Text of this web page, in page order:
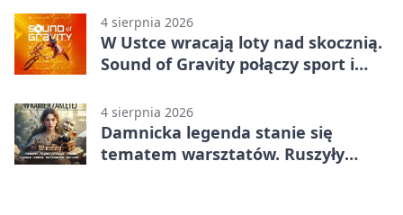
4 sierpnia 2026
W Ustce wracają loty nad skocznią.
Sound of Gravity połączy sport i
4 sierpnia 2026
Damnicka legenda stanie się
tematem warsztatów. Ruszyły